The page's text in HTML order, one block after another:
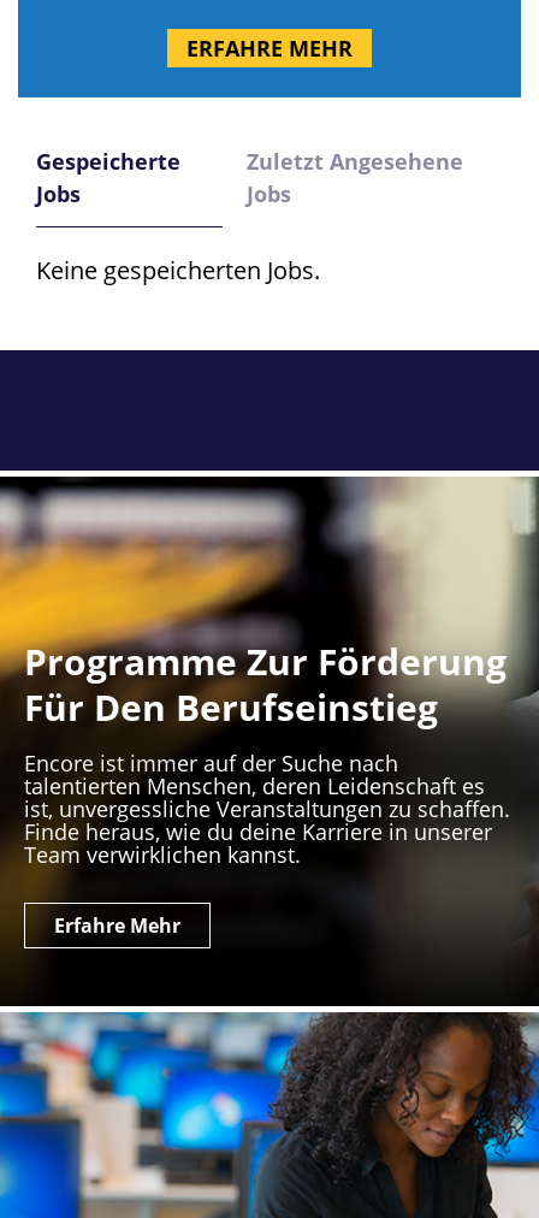
ERFAHRE MEHR
Gespeicherte
Jobs
Zuletzt Angesehene
Jobs
Keine gespeicherten Jobs.
Programme Zur Förderung
Für Den Berufseinstieg
Encore ist immer auf der Suche nach
talentierten Menschen, deren Leidenschaft es
ist, unvergessliche Veranstaltungen zu schaffen.
Finde heraus, wie du deine Karriere in unserer
Team verwirklichen kannst.
Erfahre Mehr